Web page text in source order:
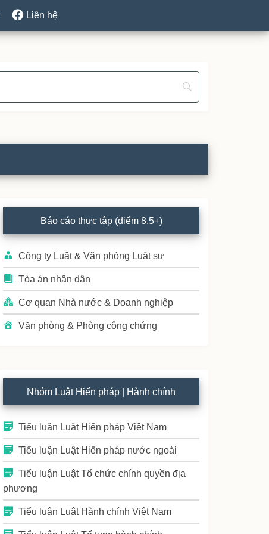
Liên hệ
Primary
Sidebar
Báo cáo thực tập (điểm 8.5+)
Công ty Luật & Văn phòng Luật sư
Tòa án nhân dân
Cơ quan Nhà nước & Doanh nghiệp
Văn phòng & Phòng công chứng
Nhóm Luật Hiến pháp | Hành chính
Tiểu luận Luật Hiến pháp Việt Nam
Tiểu luận Luật Hiến pháp nước ngoài
Tiểu luận Luật Tổ chức chính quyền địa
phương
Tiểu luận Luật Hành chính Việt Nam